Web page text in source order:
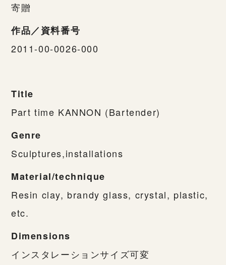
寄贈
作品／資料番号
2011-00-0026-000
Title
Part time KANNON (Bartender)
Genre
Sculptures,installations
Material/technique
Resin clay, brandy glass, crystal, plastic,
etc.
Dimensions
インスタレーションサイズ可変